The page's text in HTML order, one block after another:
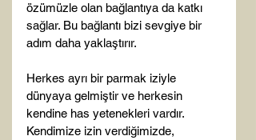
özümüzle olan bağlantıya da katkı
sağlar. Bu bağlantı bizi sevgiye bir
adım daha yaklaştırır.
Herkes ayrı bir parmak iziyle
dünyaya gelmiştir ve herkesin
kendine has yetenekleri vardır.
Kendimize izin verdiğimizde,